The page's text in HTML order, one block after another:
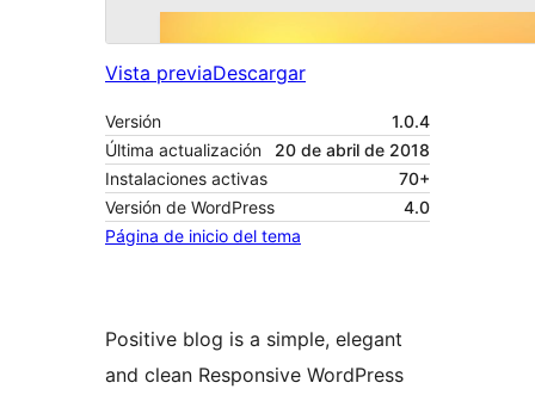
Vista previaDescargar
Versión
1.0.4
Última actualización
20 de abril de 2018
Instalaciones activas
70+
Versión de WordPress
4.0
Página de inicio del tema
Positive blog is a simple, elegant
and clean Responsive WordPress